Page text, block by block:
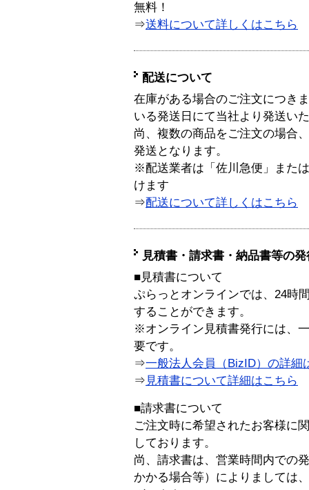
無料！
⇒送料について詳しくはこちら
配送について
在庫がある場合のご注文につき
いる発送日にて当社より発送い
尚、複数の商品をご注文の場合
発送となります。
※配送業者は「佐川急便」また
けます
⇒配送について詳しくはこちら
見積書・請求書・納品書等の
■見積書について
ぷらっとオンラインでは、24時
することができます。
※オンライン見積書発行には、
要です。
⇒一般法人会員（BizID）の詳細
⇒ 見積書について詳細はこちら
■請求書について
ご注文時に希望されたお客様に
しております。
尚、請求書は、営業時間内での
かかる場合等）によりましては